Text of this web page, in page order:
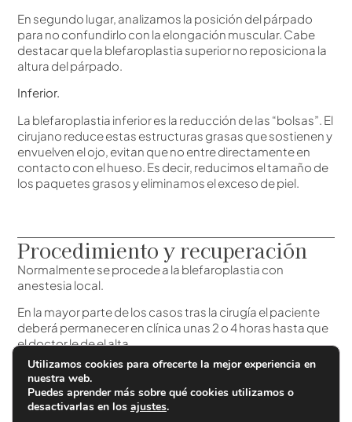
En segundo lugar, analizamos la posición del párpado
para no confundirlo con la elongación muscular. Cabe
destacar que la blefaroplastia superior no reposiciona la
altura del párpado.
Inferior.
La blefaroplastia inferior es la reducción de las “bolsas”. El
cirujano reduce estas estructuras grasas que sostienen y
envuelven el ojo, evitan que no entre directamente en
contacto con el hueso. Es decir, reducimos el tamaño de
los paquetes grasos y eliminamos el exceso de piel.
Procedimiento y recuperación
Normalmente se procede a la blefaroplastia con
anestesia local.
En la mayor parte de los casos tras la cirugía el paciente
deberá permanecer en clínica unas 2 o 4 horas hasta que
el doctor le de el alta.
Al cabo de unos 2 o 3 días, el paciente ya podrá hacer vida
normal.
La recuperación total se da en unos 10 días máximo.
Utilizamos cookies para ofrecerte la mejor experiencia en
nuestra web.
Puedes aprender más sobre qué cookies utilizamos o
desactivarlas en los ajustes.